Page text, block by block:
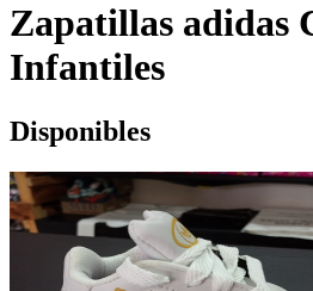
Zapatillas adidas
Infantiles
Disponibles